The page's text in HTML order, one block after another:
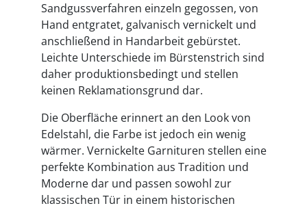
Sandgussverfahren einzeln gegossen, von
Hand entgratet, galvanisch vernickelt und
anschließend in Handarbeit gebürstet.
Leichte Unterschiede im Bürstenstrich sind
daher produktionsbedingt und stellen
keinen Reklamationsgrund dar.
Die Oberfläche erinnert an den Look von
Edelstahl, die Farbe ist jedoch ein wenig
wärmer. Vernickelte Garnituren stellen eine
perfekte Kombination aus Tradition und
Moderne dar und passen sowohl zur
klassischen Tür in einem historischen